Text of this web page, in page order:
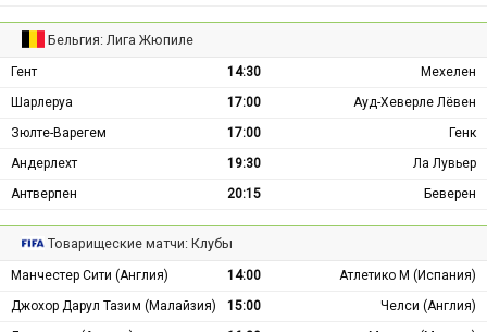
Бельгия: Лига Жюпиле
Гент 14:30
Мехелен
Шарлеруа
17:00
Ауд-Хеверле Лёвен
Зюлте-Варегем
17:00
Генк
Андерлехт
19:30
Ла Лувьер
Антверпен
20:15 Беверен
Товарищеские матчи: Клубы
Манчестер Сити (Англия) 14:00
Атлетико М (Испания)
Джохор Дарул Тазим (Малайзия)
15:00
Челси (Англия)